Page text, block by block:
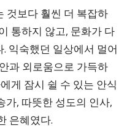
것보다 훨씬 더 복잡하
통하지 않고, 문화가 다
익숙했던 일상에서 멀어
과 외로움으로 가득하
게 잠시 쉴 수 있는 안식
가, 따뜻한 성도의 인사,
은혜였다.